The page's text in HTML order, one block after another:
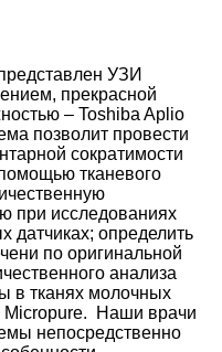
УЗИ
прекрасной
– Toshiba Aplio
позволит провести
сократимости
тканевого
при исследованиях
датчиках; определить
по оригинальной
анализа
в тканях молочных
Micropure. Наши врачи
непосредственно